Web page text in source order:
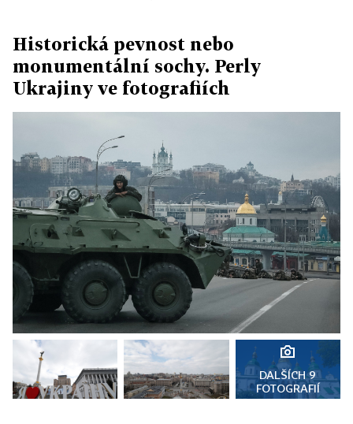
Historická pevnost nebo
monumentální sochy. Perly
Ukrajiny ve fotografiích
DALŠÍCH 9
FOTOGRAFIÍ